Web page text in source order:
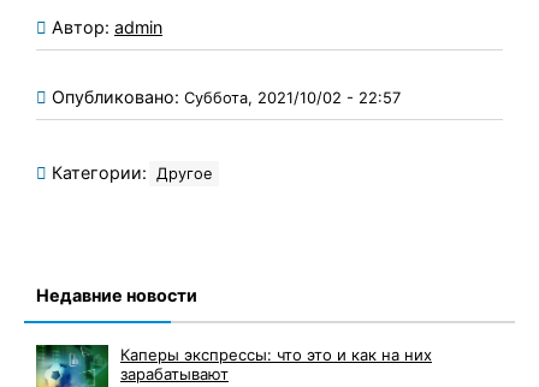
Автор: admin
Опубликовано: Суббота, 2021/10/02 - 22:57
Категории: Другое
Недавние новости
Каперы экспрессы: что это и как на них
зарабатывают